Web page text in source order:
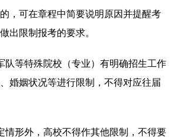
，可在章程中简要说明原因并提醒考
出限制报考的要求。
等特殊院校（专业）有明确招生工作
婚姻状况等进行限制，不得对应往届
形外，高校不得作其他限制，不得要